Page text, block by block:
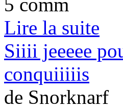
Lire la suite
Siiii jeeeee
conquiiiiis
de Snorknarf